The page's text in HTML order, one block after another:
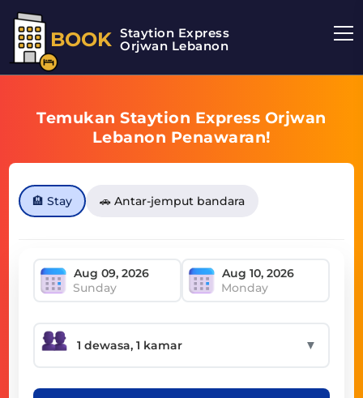
BOOK Staytion Express
Orjwan Lebanon
Temukan Staytion Express Orjwan
Lebanon Penawaran!
🏨 Stay 🚗 Antar-jemput bandara
Sunday Monday
▼